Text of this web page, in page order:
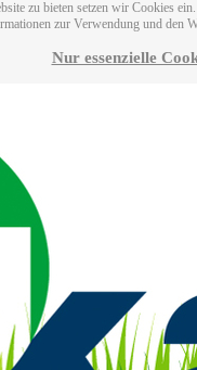
zu bieten setzen wir Cookies
zur Verwendung und den
Nur essenzielle